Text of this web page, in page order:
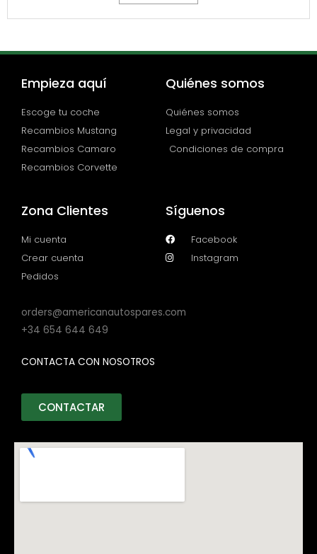
Empieza aquí
Escoge tu coche
Recambios Mustang
Recambios Camaro
Recambios Corvette
Quiénes somos
Quiénes somos
Legal y privacidad
Condiciones de compra
Zona Clientes
Mi cuenta
Crear cuenta
Pedidos
Síguenos
Facebook
Instagram
orders@americanautospares.com
+34 654 644 649
CONTACTA CON NOSOTROS
CONTACTAR